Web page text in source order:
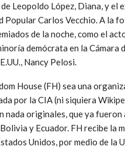
de Leopoldo López, Diana, y el
Popular Carlos Vecchio. A la
de la noche, como el
demócrata en la Cámara
Nancy Pelosi.
House (FH) sea una
por la CIA (ni siquiera
nada originales, que ya
y Ecuador. FH recibe la
Unidos, por medio de la